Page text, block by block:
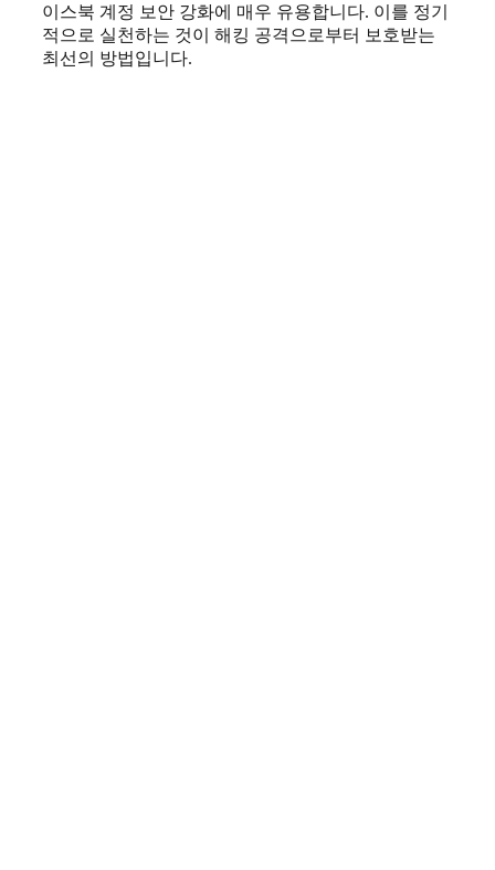
이스북 계정 보안 강화에 매우 유용합니다. 이를 정기
적으로 실천하는 것이 해킹 공격으로부터 보호받는
최선의 방법입니다.